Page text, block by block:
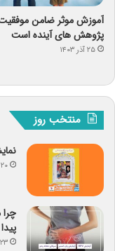
آموزش موثر ضامن
پژوهش های آینده است
۲۵ آذر ۱۴۰۳
منتخب روز
۲۰ بهمن ۱۴۰۳
۲۳ اردیبهشت ۱۴۰۳